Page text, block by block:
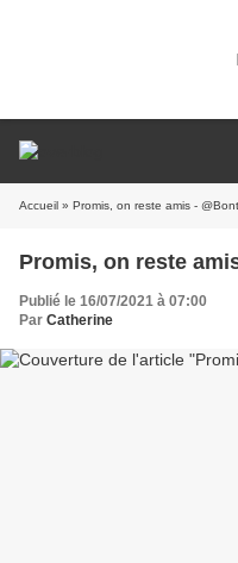
Accueil » Promis, on reste amis -
Promis, on reste
Publié le 16/07/2021 à 07:00
Par Catherine